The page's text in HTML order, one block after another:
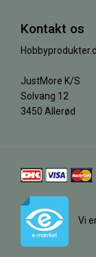
Kontakt os
JustMore K/S
Solvang 12
3450 Allerød
Vi